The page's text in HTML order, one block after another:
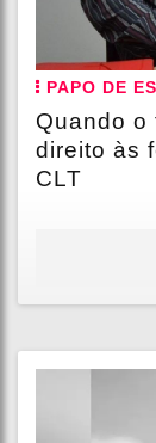
PAPO DE
Quando o
direito às
CLT